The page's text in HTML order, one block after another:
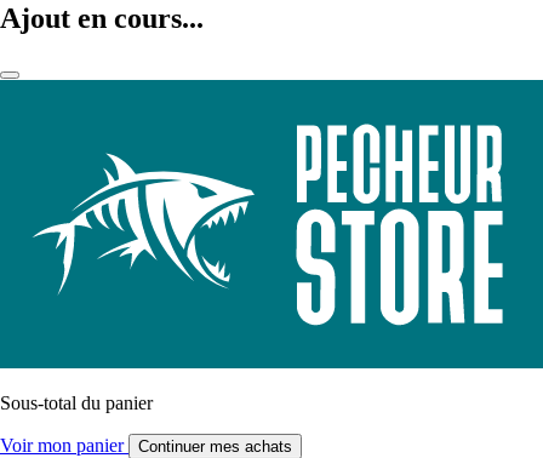
Ajout en cours...
Sous-total du panier
Voir mon panier Continuer mes achats